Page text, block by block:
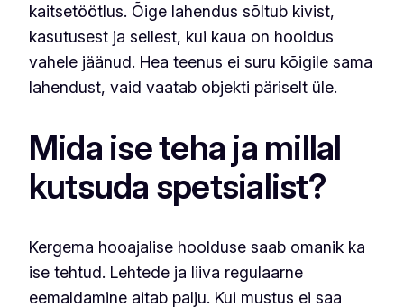
kaitsetöötlus. Õige lahendus sõltub kivist,
kasutusest ja sellest, kui kaua on hooldus
vahele jäänud. Hea teenus ei suru kõigile sama
lahendust, vaid vaatab objekti päriselt üle.
Mida ise teha ja millal
kutsuda spetsialist?
Kergema hooajalise hoolduse saab omanik ka
ise tehtud. Lehtede ja liiva regulaarne
eemaldamine aitab palju. Kui mustus ei saa